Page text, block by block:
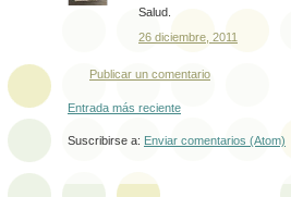
Salud.
26 diciembre, 2011
Publicar un comentario
Entrada más reciente
Suscribirse a: Enviar comentarios (Atom)